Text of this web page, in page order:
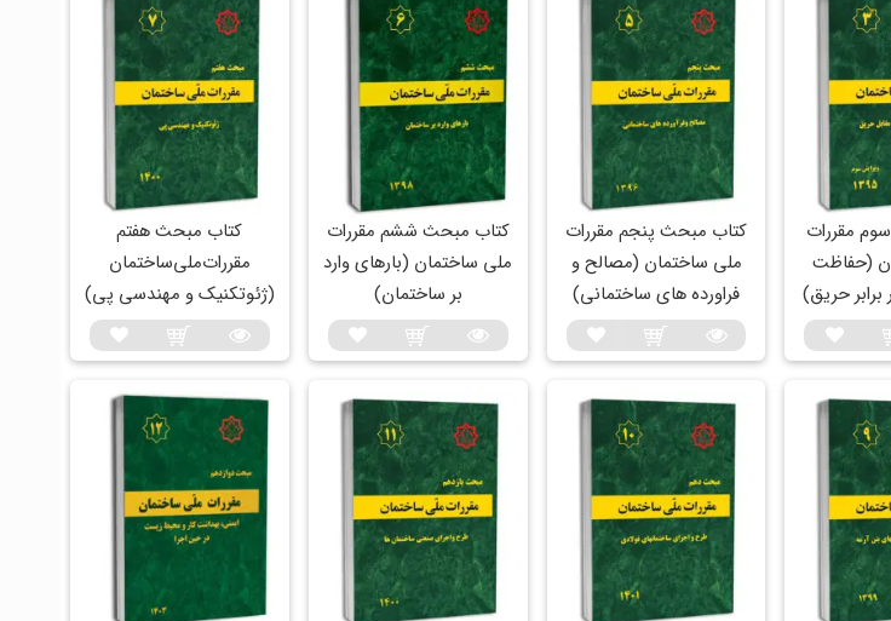
مقررات‌
(حفاظت
حریق)
کتاب مبحث پنجم مقررات
ملی ساختمان (مصالح و
فراورده های ساختمانی)
کتاب مبحث ششم مقررات
ملی ساختمان (بارهای وارد
بر ساختمان)
کتاب مبحث هفتم
مقررات‌ملی‌ساختمان
(ژئوتکنیک و مهندسی پی)